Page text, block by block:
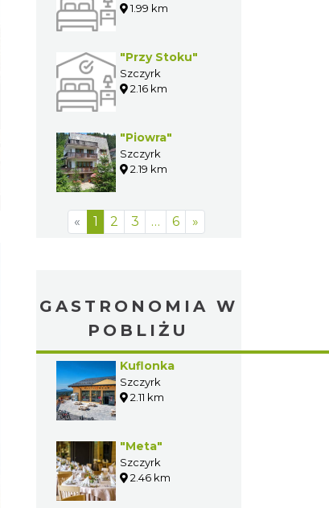
1.99 km
"Przy Stoku"
Szczyrk
2.16 km
"Piowra"
Szczyrk
2.19 km
« 1 2 3 … 6 »
GASTRONOMIA W
POBLIŻU
Kuflonka
Szczyrk
2.11 km
"Meta"
Szczyrk
2.46 km